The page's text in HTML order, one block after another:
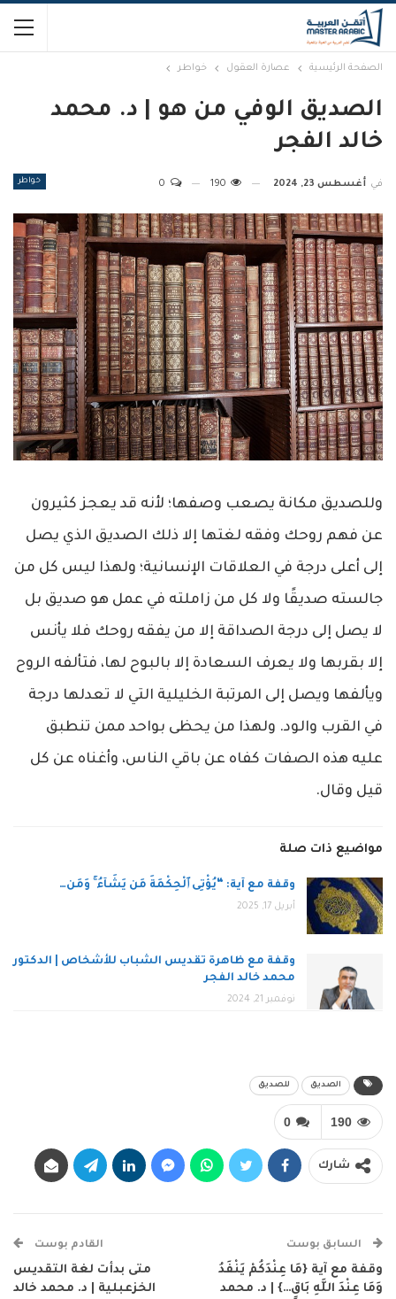
الصفحة الرئيسية عصارة العقول خواطر
الصديق الوفي من هو | د. محمد
خالد الفجر
خواطر في أغسطس 23, 2024
وللصديق مكانة يصعب وصفها؛ لأنه قد يعجز كثيرون
عن فهم روحك وفقه لغتها إلا ذلك الصديق الذي يصل
إلى أعلى درجة في العلاقات الإنسانية؛ ولهذا ليس كل من
جالسته صديقًا ولا كل من زاملته في عمل هو صديق بل
لا يصل إلى درجة الصداقة إلا من يفقه روحك فلا يأنس
إلا بقربها ولا يعرف السعادة إلا بالبوح لها، فتألفه الروح
ويألفها ويصل إلى المرتبة الخليلية التي لا تعدلها درجة
في القرب والود. ولهذا من يحظى بواحد ممن تنطبق
عليه هذه الصفات كفاه عن باقي الناس، وأغناه عن كل
قيل وقال.
مواضيع ذات صلة
وقفة مع آية: “يُؤْتِى ٱلْحِكْمَةَ مَن يَشَآءُ ۚ وَمَن…
أبريل 17, 2025
وقفة مع ظاهرة تقديس الشباب للأشخاص | الدكتور
محمد خالد الفجر
نوفمبر 21, 2024
الصديق للصديق
0 190
شارك
السابق بوست
وقفة مع آية {مَا عِنْدَكُمْ يَنْفَدُ
وَمَا عِنْدَ اللَّهِ بَاقٍ…} | د. محمد
القادم بوست
متى بدأت لغة التقديس
الخزعبلية | د. محمد خالد